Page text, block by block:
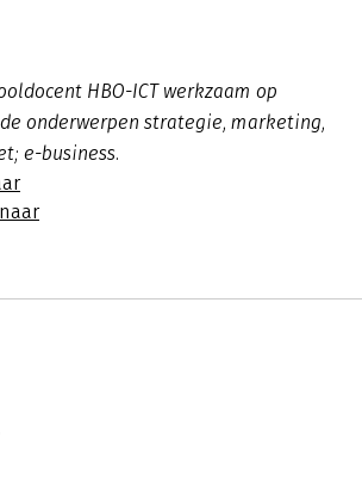
HBO-ICT werkzaam op
onderwerpen strategie, marketing,
e-business.